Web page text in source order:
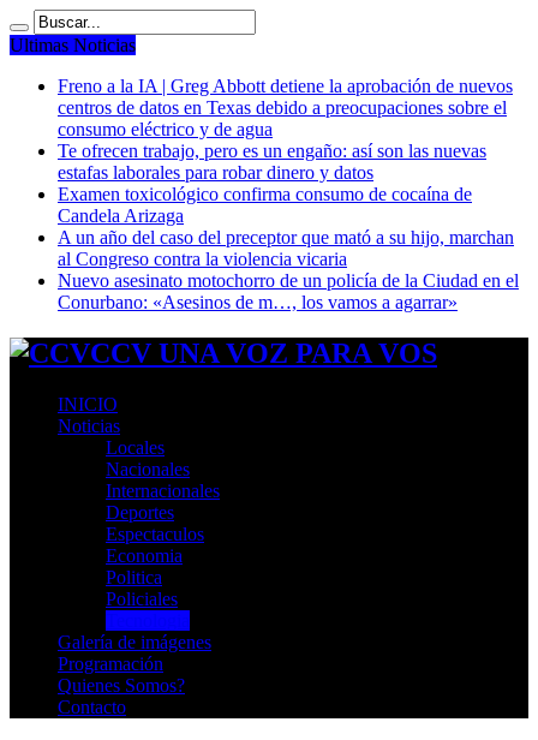
Ultimas Noticias
Freno a la IA | Greg Abbott detiene la aprobación de nuevos
centros de datos en Texas debido a preocupaciones sobre el
consumo eléctrico y de agua
Te ofrecen trabajo, pero es un engaño: así son las nuevas
estafas laborales para robar dinero y datos
Examen toxicológico confirma consumo de cocaína de
Candela Arizaga
A un año del caso del preceptor que mató a su hijo, marchan
al Congreso contra la violencia vicaria
Nuevo asesinato motochorro de un policía de la Ciudad en el
Conurbano: «Asesinos de m…, los vamos a agarrar»
CCV UNA VOZ PARA VOS
INICIO
Noticias
Locales
Nacionales
Internacionales
Deportes
Espectaculos
Economia
Politica
Policiales
Galería de imágenes
Programación
Quienes Somos?
Contacto